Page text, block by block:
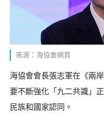
來源：海協會網頁
海協會會長張志軍在《兩
要不斷強化「九二共識」
民族和國家認同。